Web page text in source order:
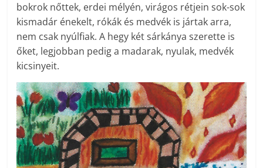
bokrok nőttek, erdei mélyén, virágos rétjein sok-sok
kismadár énekelt, rókák és medvék is jártak arra,
nem csak nyúlfiak. A hegy két sárkánya szerette is
őket, legjobban pedig a madarak, nyulak, medvék
kicsinyeit.